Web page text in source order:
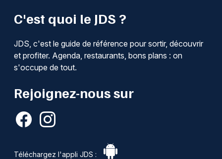
C'est quoi le JDS ?
JDS, c'est le guide de référence pour sortir, découvrir
et profiter. Agenda, restaurants, bons plans : on
s'occupe de tout.
Rejoignez-nous sur
Téléchargez l'appli JDS :